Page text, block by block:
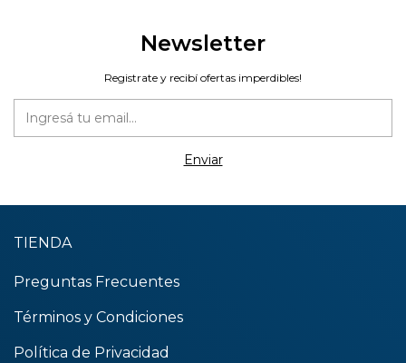
Newsletter
Registrate y recibí ofertas imperdibles!
TIENDA
Preguntas Frecuentes
Términos y Condiciones
Política de Privacidad